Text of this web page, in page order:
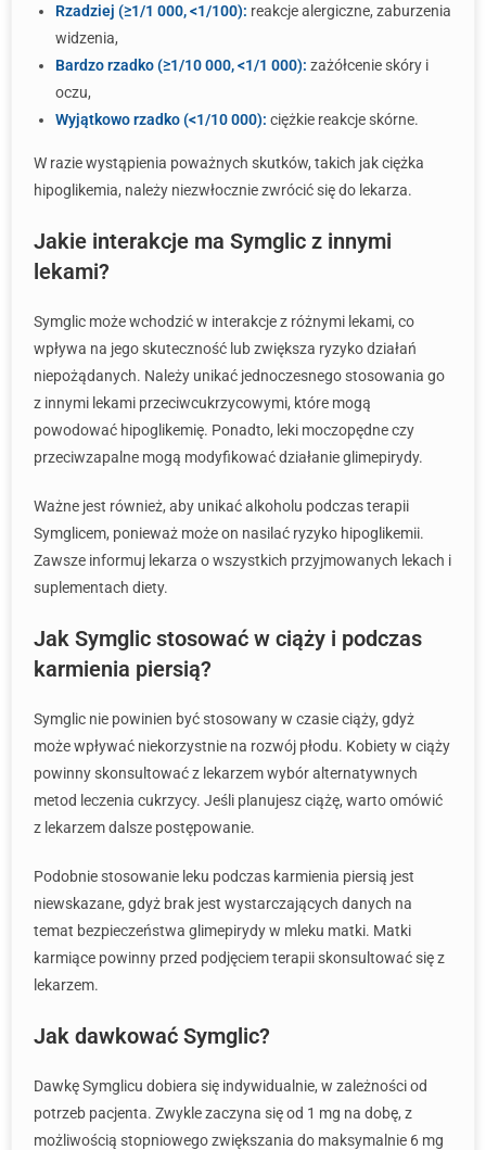
Rzadziej (≥1/1 000, <1/100): reakcje alergiczne, zaburzenia
widzenia,
Bardzo rzadko (≥1/10 000, <1/1 000): zażółcenie skóry i
oczu,
Wyjątkowo rzadko (<1/10 000): ciężkie reakcje skórne.
W razie wystąpienia poważnych skutków, takich jak ciężka
hipoglikemia, należy niezwłocznie zwrócić się do lekarza.
Jakie interakcje ma Symglic z innymi
lekami?
Symglic może wchodzić w interakcje z różnymi lekami, co
wpływa na jego skuteczność lub zwiększa ryzyko działań
niepożądanych. Należy unikać jednoczesnego stosowania go
z innymi lekami przeciwcukrzycowymi, które mogą
powodować hipoglikemię. Ponadto, leki moczopędne czy
przeciwzapalne mogą modyfikować działanie glimepirydy.
Ważne jest również, aby unikać alkoholu podczas terapii
Symglicem, ponieważ może on nasilać ryzyko hipoglikemii.
Zawsze informuj lekarza o wszystkich przyjmowanych lekach i
suplementach diety.
Jak Symglic stosować w ciąży i podczas
karmienia piersią?
Symglic nie powinien być stosowany w czasie ciąży, gdyż
może wpływać niekorzystnie na rozwój płodu. Kobiety w ciąży
powinny skonsultować z lekarzem wybór alternatywnych
metod leczenia cukrzycy. Jeśli planujesz ciążę, warto omówić
z lekarzem dalsze postępowanie.
Podobnie stosowanie leku podczas karmienia piersią jest
niewskazane, gdyż brak jest wystarczających danych na
temat bezpieczeństwa glimepirydy w mleku matki. Matki
karmiące powinny przed podjęciem terapii skonsultować się z
lekarzem.
Jak dawkować Symglic?
Dawkę Symglicu dobiera się indywidualnie, w zależności od
potrzeb pacjenta. Zwykle zaczyna się od 1 mg na dobę, z
możliwością stopniowego zwiększania do maksymalnie 6 mg